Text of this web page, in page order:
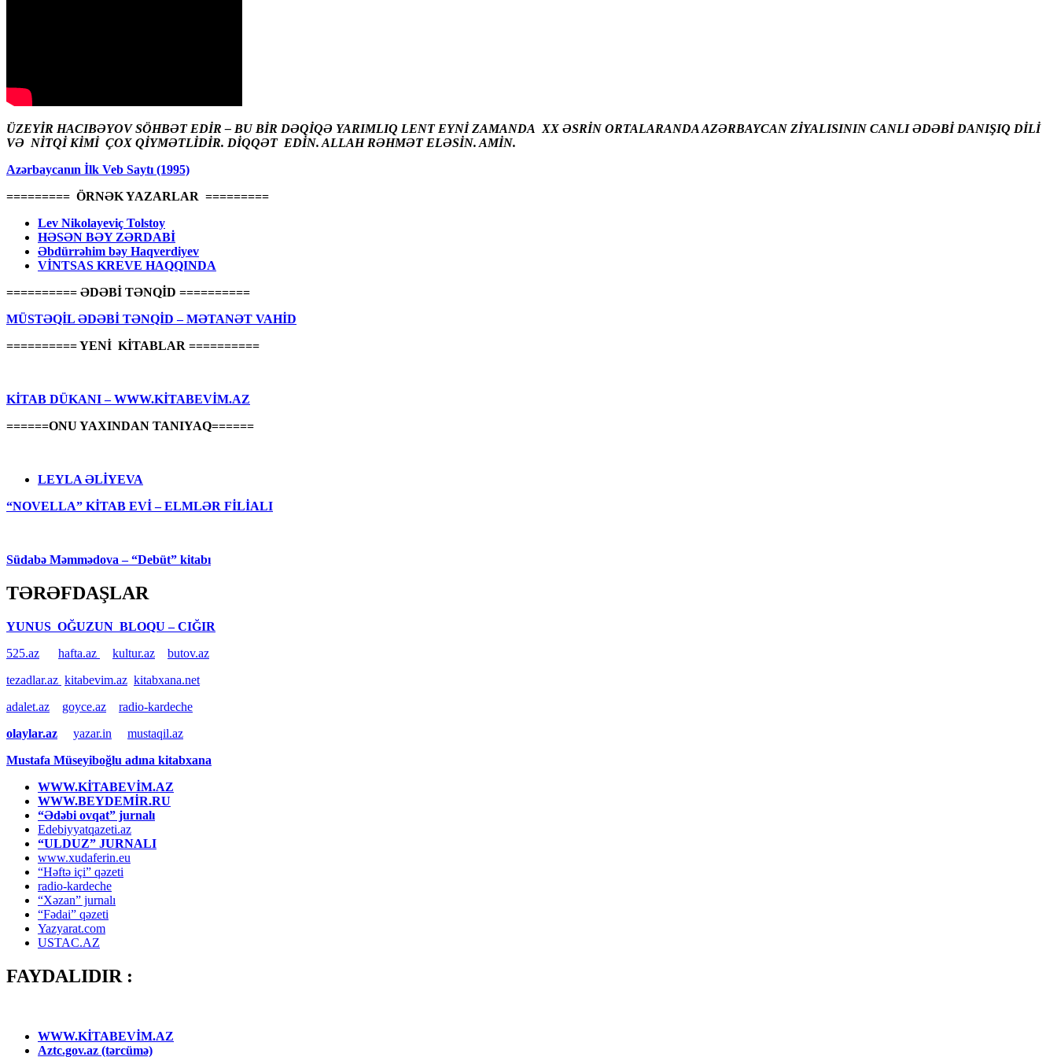
ÜZEYİR HACIBƏYOV SÖHBƏT EDİR – BU BİR DƏQİQƏ YARIMLIQ LENT EYNİ ZAMANDA XX ƏSRİN ORTALARANDA AZƏRBAYCAN ZİYALISININ CANLI ƏDƏBİ DANIŞIQ DİLİ
VƏ NİTQİ KİMİ ÇOX QİYMƏTLİDİR. DİQQƏT EDİN. ALLAH RƏHMƏT ELƏSİN. AMİN.
Azərbaycanın İlk Veb Saytı (1995)
========= ÖRNƏK YAZARLAR =========
Lev Nikolayeviç Tolstoy
HƏSƏN BƏY ZƏRDABİ
Əbdürrəhim bəy Haqverdiyev
VİNTSAS KREVE HAQQINDA
========== ƏDƏBİ TƏNQİD ==========
MÜSTƏQİL ƏDƏBİ TƏNQİD – MƏTANƏT VAHİD
========== YENİ KİTABLAR ==========
KİTAB DÜKANI – WWW.KİTABEVİM.AZ
======ONU YAXINDAN TANIYAQ======
LEYLA ƏLİYEVA
“NOVELLA” KİTAB EVİ – ELMLƏR FİLİALI
Südabə Məmmədova – “Debüt” kitabı
TƏRƏFDAŞLAR
YUNUS OĞUZUN BLOQU – CIĞIR
525.az
hafta.az kultur.az
butov.az
tezadlar.az kitabevim.az kitabxana.net
adalet.az
goyce.az
radio-kardeche
olaylar.az
yazar.in
mustaqil.az
Mustafa Müseyiboğlu adına kitabxana
WWW.KİTABEVİM.AZ
WWW.BEYDEMİR.RU
“Ədəbi ovqat” jurnalı
Edebiyyatqazeti.az
“ULDUZ” JURNALI
www.xudaferin.eu
“Həftə içi” qəzeti
radio-kardeche
“Xəzan” jurnalı
“Fədai” qəzeti
Yazyarat.com
USTAC.AZ
FAYDALIDIR :
WWW.KİTABEVİM.AZ
Aztc.gov.az (tərcümə)